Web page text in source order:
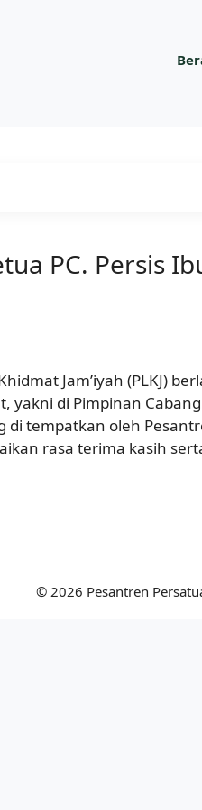
PC. Persis
Jam’iyah (PLKJ)
di Pimpinan Cabang
di tempatkan oleh
rasa terima kasih
© 2026 Pesantren